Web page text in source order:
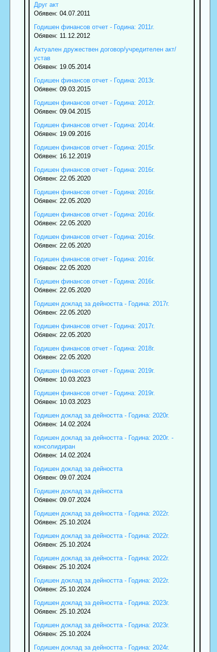
Друг акт
Обявен: 04.07.2011
Годишен финансов отчет - Година: 2011г.
Обявен: 11.12.2012
Актуален дружествен договор/учредителен акт/
устав
Обявен: 19.05.2014
Годишен финансов отчет - Година: 2013г.
Обявен: 09.03.2015
Годишен финансов отчет - Година: 2012г.
Обявен: 09.04.2015
Годишен финансов отчет - Година: 2014г.
Обявен: 19.09.2016
Годишен финансов отчет - Година: 2015г.
Обявен: 16.12.2019
Годишен финансов отчет - Година: 2016г.
Обявен: 22.05.2020
Годишен финансов отчет - Година: 2016г.
Обявен: 22.05.2020
Годишен финансов отчет - Година: 2016г.
Обявен: 22.05.2020
Годишен финансов отчет - Година: 2016г.
Обявен: 22.05.2020
Годишен финансов отчет - Година: 2016г.
Обявен: 22.05.2020
Годишен финансов отчет - Година: 2016г.
Обявен: 22.05.2020
Годишен доклад за дейността - Година: 2017г.
Обявен: 22.05.2020
Годишен финансов отчет - Година: 2017г.
Обявен: 22.05.2020
Годишен финансов отчет - Година: 2018г.
Обявен: 22.05.2020
Годишен финансов отчет - Година: 2019г.
Обявен: 10.03.2023
Годишен финансов отчет - Година: 2019г.
Обявен: 10.03.2023
Годишен доклад за дейността - Година: 2020г.
Обявен: 14.02.2024
Годишен доклад за дейността - Година: 2020г. -
консолидиран
Обявен: 14.02.2024
Годишен доклад за дейността
Обявен: 09.07.2024
Годишен доклад за дейността
Обявен: 09.07.2024
Годишен доклад за дейността - Година: 2022г.
Обявен: 25.10.2024
Годишен доклад за дейността - Година: 2022г.
Обявен: 25.10.2024
Годишен доклад за дейността - Година: 2022г.
Обявен: 25.10.2024
Годишен доклад за дейността - Година: 2022г.
Обявен: 25.10.2024
Годишен доклад за дейността - Година: 2023г.
Обявен: 25.10.2024
Годишен доклад за дейността - Година: 2023г.
Обявен: 25.10.2024
Годишен доклад за дейността - Година: 2024г.